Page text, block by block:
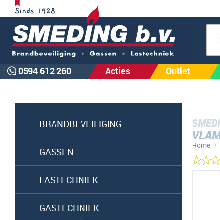
0594 612 260 Acties Outlet
BRANDBEVEILIGING
GASSEN
LASTECHNIEK
GASTECHNIEK
Home
Ga